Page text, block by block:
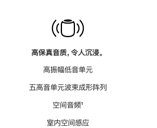
高保真音质，令人沉浸。
高振幅低音单元
五高音单元波束成形阵列
空间音频脚
¹
室内空间感应